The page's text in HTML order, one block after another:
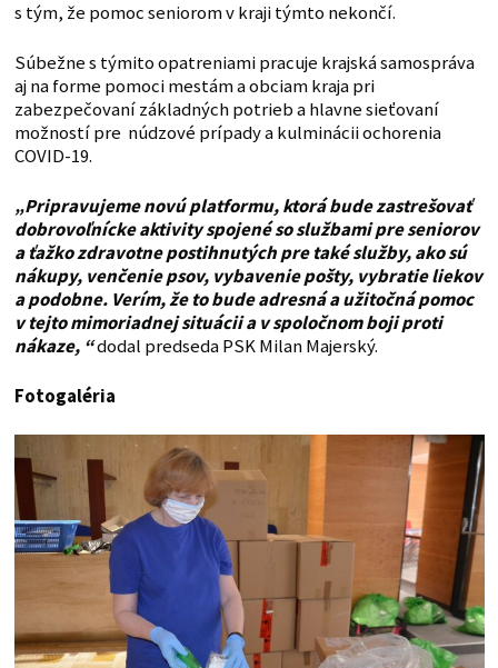
s tým, že pomoc seniorom v kraji týmto nekončí.
Súbežne s týmito opatreniami pracuje krajská samospráva
aj na forme pomoci mestám a obciam kraja pri
zabezpečovaní základných potrieb a hlavne sieťovaní
možností pre núdzové prípady a kulminácii ochorenia
COVID-19.
„Pripravujeme novú platformu, ktorá bude zastrešovať
dobrovoľnícke aktivity spojené so službami pre seniorov
a ťažko zdravotne postihnutých pre také služby, ako sú
nákupy, venčenie psov, vybavenie pošty, vybratie liekov
a podobne. Verím, že to bude adresná a užitočná pomoc
v tejto mimoriadnej situácii a v spoločnom boji proti
nákaze, “dodal predseda PSK Milan Majerský.
Fotogaléria